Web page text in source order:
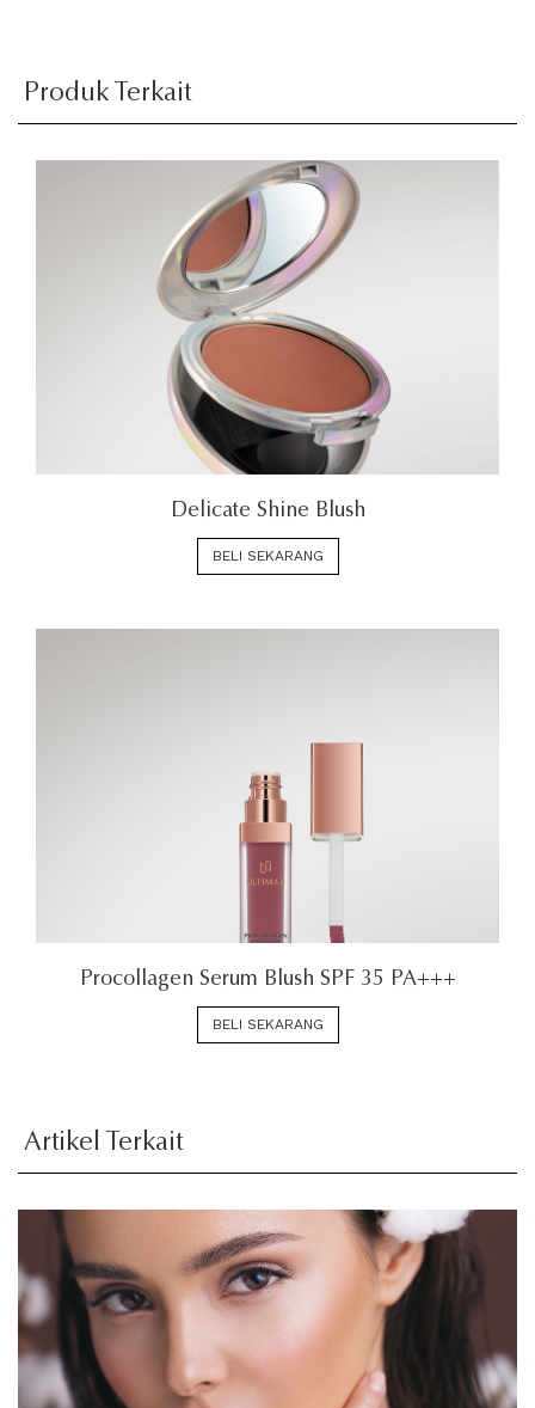
Produk Terkait
Delicate Shine Blush
BELI SEKARANG
Procollagen Serum Blush SPF 35 PA+++
BELI SEKARANG
Artikel Terkait